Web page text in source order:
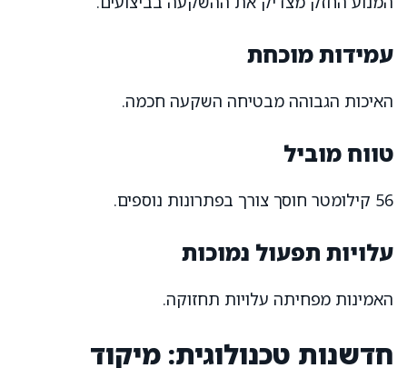
עמידות מוכחת
האיכות הגבוהה מבטיחה השקעה חכמה.
טווח מוביל
56 קילומטר חוסך צורך בפתרונות נוספים.
עלויות תפעול נמוכות
האמינות מפחיתה עלויות תחזוקה.
חדשנות טכנולוגית: מיקוד